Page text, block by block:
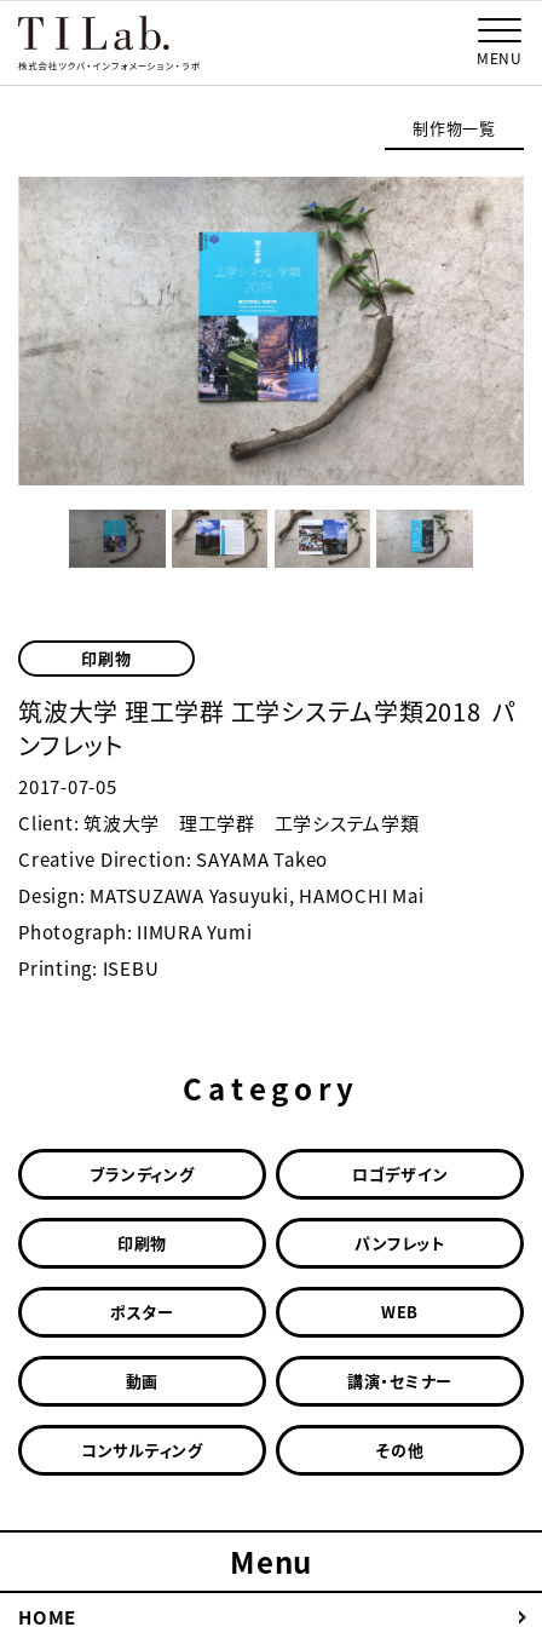
MENU
印刷物
筑波大学 理工学群 工学システム学類2018 パ
ンフレット
2017-07-05
Client: 筑波大学 理工学群 工学システム学類
Creative Direction: SAYAMA Takeo
Design: MATSUZAWA Yasuyuki, HAMOCHI Mai
Photograph: IIMURA Yumi
Printing: ISEBU
制作物一覧
Category
ブランディング ロゴデザイン
印刷物 パンフレット
ポスター WEB
動画 講演・セミナー
コンサルティング その他
Menu
HOME